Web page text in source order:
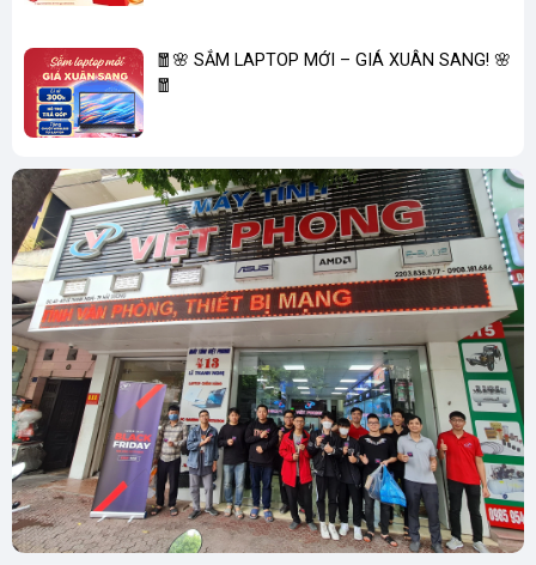
🧧🌸 SẮM LAPTOP MỚI – GIÁ XUÂN SANG! 🌸
🧧